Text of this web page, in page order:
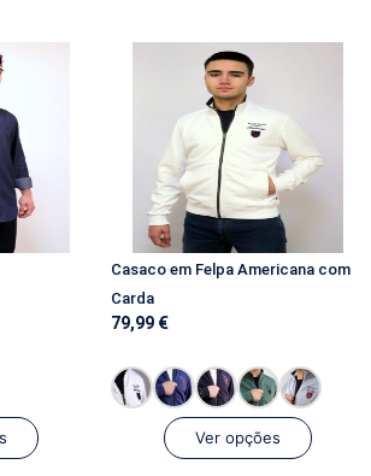
Casaco em Felpa Americana com
Carda
79,99 €
Ver opções